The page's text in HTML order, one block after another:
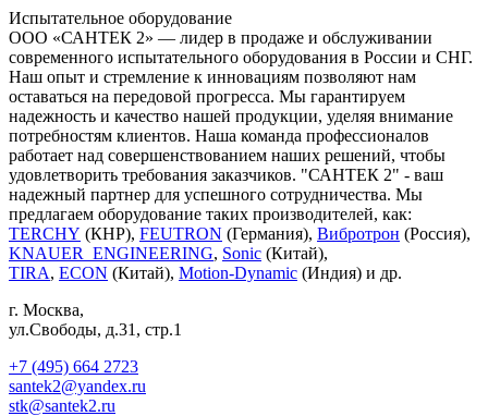
Испытательное оборудование
ООО «САНТЕК 2» — лидер в продаже и обслуживании
современного испытательного оборудования в России и СНГ.
Наш опыт и стремление к инновациям позволяют нам
оставаться на передовой прогресса. Мы гарантируем
надежность и качество нашей продукции, уделяя внимание
потребностям клиентов. Наша команда профессионалов
работает над совершенствованием наших решений, чтобы
удовлетворить требования заказчиков. "САНТЕК 2" - ваш
надежный партнер для успешного сотрудничества. Мы
предлагаем оборудование таких производителей, как:
TERCHY (КНР), FEUTRON (Германия), Вибротрон (Россия),
KNAUER_ENGINEERING, Sonic (Китай),
TIRA, ECON (Китай), Motion-Dynamic (Индия) и др.
г. Москва,
ул.Свободы, д.31, стр.1
+7 (495) 664 2723
santek2@yandex.ru
stk@santek2.ru